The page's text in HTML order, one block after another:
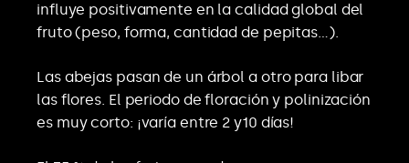
influye positivamente en la calidad global del
fruto (peso, forma, cantidad de pepitas…).
Las abejas pasan de un árbol a otro para libar
las flores. El periodo de floración y polinización
es muy corto: ¡varía entre 2 y10 días!